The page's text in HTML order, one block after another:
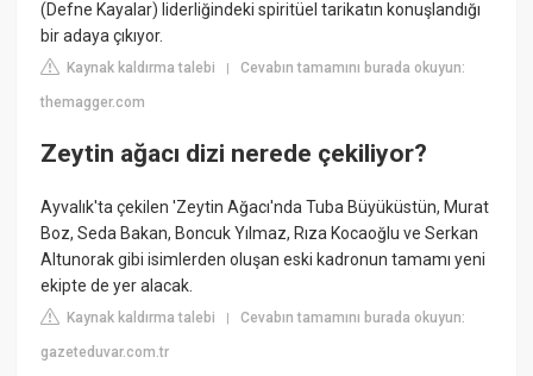
(Defne Kayalar) liderliğindeki spiritüel tarikatın konuşlandığı
bir adaya çıkıyor.
Kaynak kaldırma talebi |Cevabın tamamını burada okuyun:
themagger.com
Zeytin ağacı dizi nerede çekiliyor?
Ayvalık'ta çekilen 'Zeytin Ağacı'nda Tuba Büyüküstün, Murat
Boz, Seda Bakan, Boncuk Yılmaz, Rıza Kocaoğlu ve Serkan
Altunorak gibi isimlerden oluşan eski kadronun tamamı yeni
ekipte de yer alacak.
Kaynak kaldırma talebi |Cevabın tamamını burada okuyun:
gazeteduvar.com.tr